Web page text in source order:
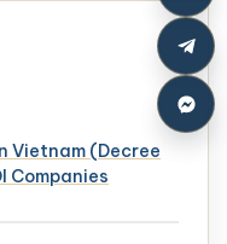
Vietnam (Decree
Companies